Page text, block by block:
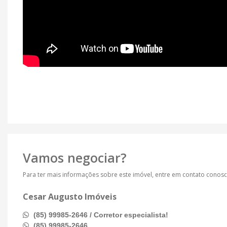
Vamos negociar?
Para ter mais informações sobre este imóvel, entre em contato
Cesar Augusto Imóveis
(85) 99985-2646 / Corretor especialista!
(85) 99985-2646